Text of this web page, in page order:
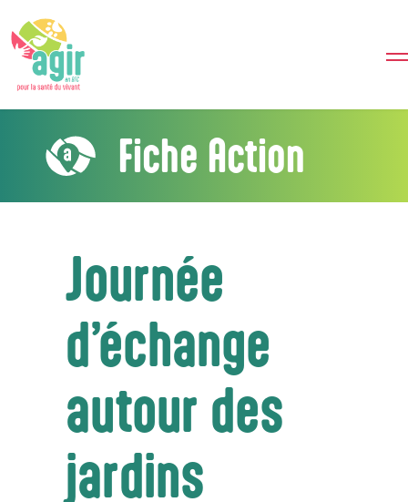
Fiche Action
Journée
d’échange
autour des
jardins